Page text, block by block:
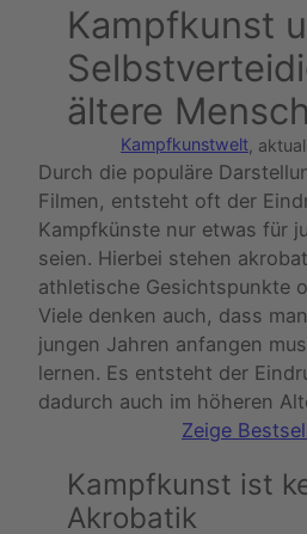
Kampfkunst
ältere
Kampfkunstwelt ,
Durch die populäre
Filmen, entsteht oft der
Kampfkünste nur etwas für
seien. Hierbei stehen
athletische Gesichtspunkte
Viele denken auch, dass
jungen Jahren anfangen
lernen. Es entsteht der
dadurch auch im höheren
Zeige
Kampfkunst ist
Akrobatik